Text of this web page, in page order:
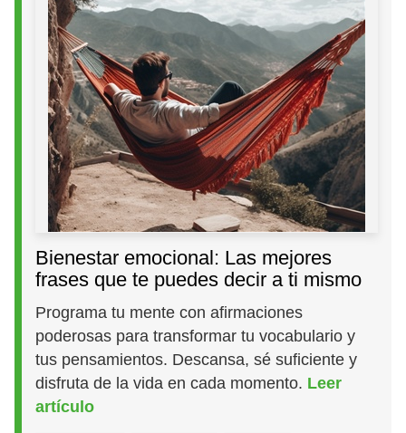
Bienestar emocional: Las mejores
frases que te puedes decir a ti mismo
Programa tu mente con afirmaciones
poderosas para transformar tu vocabulario y
tus pensamientos. Descansa, sé suficiente y
disfruta de la vida en cada momento. Leer
artículo